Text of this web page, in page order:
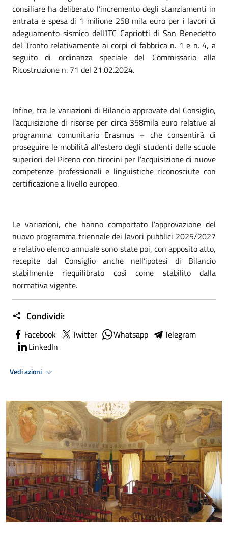
consiliare ha deliberato l’incremento degli stanziamenti in
entrata e spesa di 1 milione 258 mila euro per i lavori di
adeguamento sismico dell’ITC Capriotti di San Benedetto
del Tronto relativamente ai corpi di fabbrica n. 1 e n. 4, a
seguito di ordinanza speciale del Commissario alla
Ricostruzione n. 71 del 21.02.2024.
Infine, tra le variazioni di Bilancio approvate dal Consiglio,
l’acquisizione di risorse per circa 358mila euro relative al
programma comunitario Erasmus + che consentirà di
proseguire le mobilità all’estero degli studenti delle scuole
superiori del Piceno con tirocini per l’acquisizione di nuove
competenze professionali e linguistiche riconosciute con
certificazione a livello europeo.
Le variazioni, che hanno comportato l’approvazione del
nuovo programma triennale dei lavori pubblici 2025/2027
e relativo elenco annuale sono state poi, con apposito atto,
recepite dal Consiglio anche nell’ipotesi di Bilancio
stabilmente riequilibrato così come stabilito dalla
normativa vigente.
Condividi:
Facebook Twitter Whatsapp
Telegram
LinkedIn
Vedi azioni